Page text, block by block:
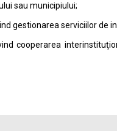
sau municipiului;
gestionarea serviciilor de
cooperarea